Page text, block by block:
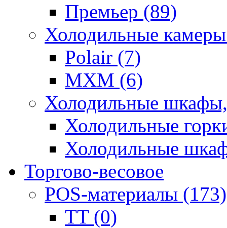
Премьер (89)
Холодильные
Polair (7)
МХМ (6)
Холодильные
Холодильные
Холодильные
Торгово-весовое
POS-материалы (173)
TT (0)